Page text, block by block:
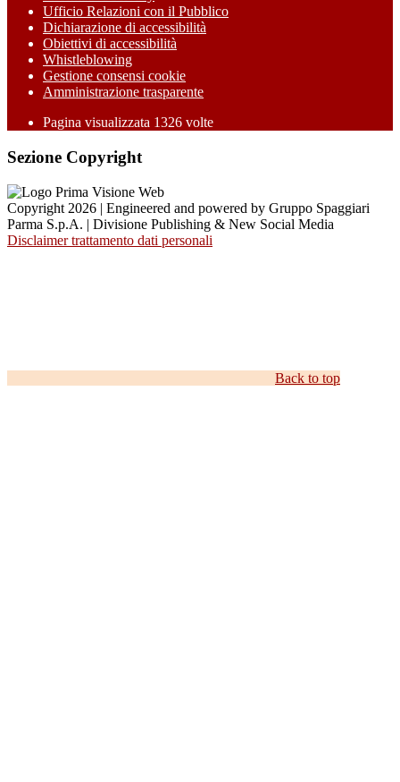
Ufficio Relazioni con il Pubblico
Dichiarazione di accessibilità
Obiettivi di accessibilità
Whistleblowing
Gestione consensi cookie
Amministrazione trasparente
Pagina visualizzata 1326 volte
Sezione Copyright
Copyright 2026 | Engineered and powered by Gruppo Spaggiari
Parma S.p.A. | Divisione Publishing & New Social Media
Disclaimer trattamento dati personali
Back to top